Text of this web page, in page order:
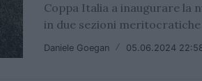
Coppa Italia a inaugurare la
in due sezioni meritocratiche
Daniele Goegan / 05.06.2024